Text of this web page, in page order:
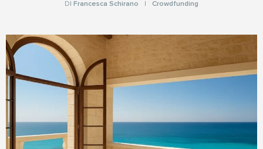
DI Francesca Schirano Crowdfunding